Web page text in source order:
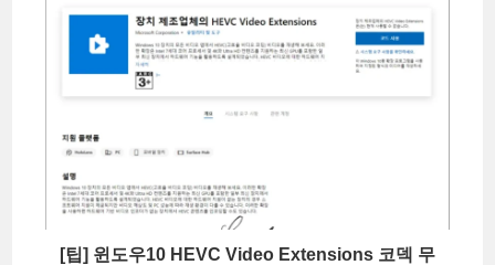
[팁] 윈도우10 HEVC Video Extensions 코덱 무